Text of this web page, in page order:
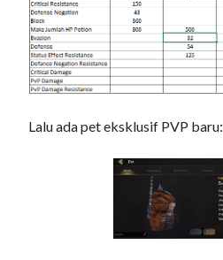
Lalu ada pet eksklusif PVP baru: